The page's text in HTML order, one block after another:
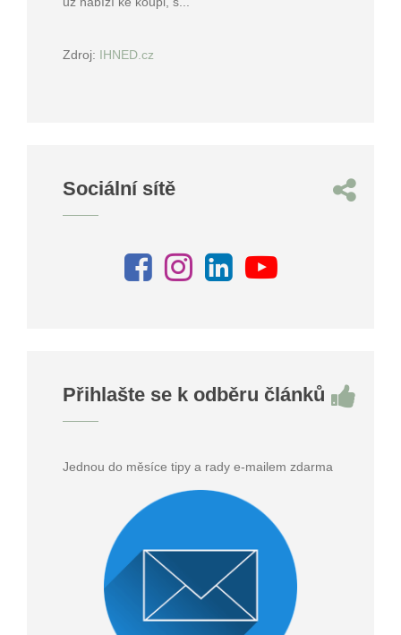
Zdroj: IHNED.cz
Sociální sítě
Přihlašte se k odběru článků
Jednou do měsíce tipy a rady e-mailem zdarma